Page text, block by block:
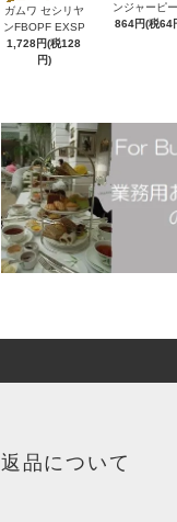
ガムワ セシリヤ
ンFBOPF EXSP
1,728円(税128
円)
ンジャーピ
864円(税64
返品について